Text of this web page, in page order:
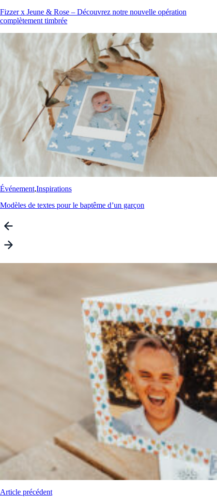
Fizzer x Jeune & Rose – Découvrez notre nouvelle opération
complètement timbrée
Événement,Inspirations
Modèles de textes pour le baptême d’un garçon
Article précédent